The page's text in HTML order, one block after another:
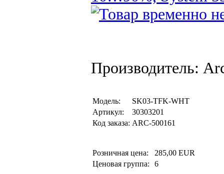
Производитель:
Модель:
SK03-TFK-WHT
Артикул:
30303201
Код заказа: ARC-500161
Розничная цена:
285,00 EUR
Ценовая группа:
6